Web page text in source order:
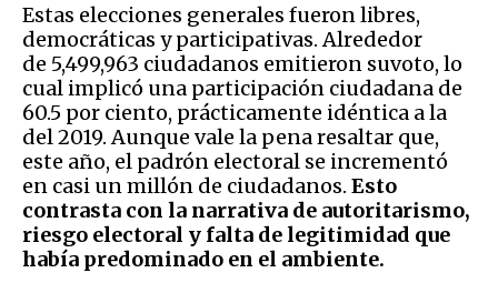
Estas elecciones generales fueron libres,
democráticas y participativas. Alrededor
de 5,499,963 ciudadanos emitieron suvoto, lo
cual implicó una participación ciudadana de
60.5 por ciento, prácticamente idéntica a la
del 2019. Aunque vale la pena resaltar que,
este año, el padrón electoral se incrementó
en casi un millón de ciudadanos. Esto
contrasta con la narrativa de autoritarismo,
riesgo electoral y falta de legitimidad que
había predominado en el ambiente.